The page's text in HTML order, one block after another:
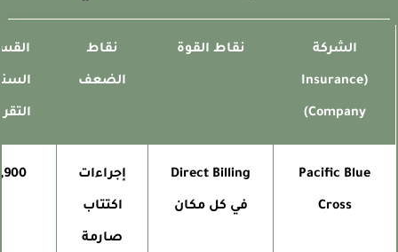
الشركة
(Insurance
Company)
نقاط القوة نقاط
الضعف
القسط
Pacific Blue
Cross
Direct Billing
في كل مكان
إجراءات
اكتتاب
صارمة
$1,900